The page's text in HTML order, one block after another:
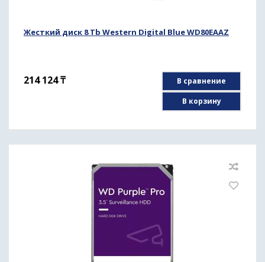
Жесткий диск 8 Tb Western Digital Blue WD80EAAZ
214 124₸
В сравнение
В корзину